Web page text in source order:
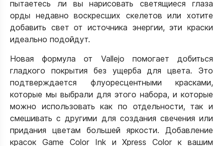
пытаетесь ли вы нарисовать светящиеся глаза
орды недавно воскресших скелетов или хотите
добавить свет от источника энергии, эти краски
идеально подойдут.
Новая формула от Vallejo помогает добиться
гладкого покрытия без ущерба для цвета. Это
подтверждается флуоресцентными красками,
которые мы выбрали для этого набора, и которые
можно использовать как по отдельности, так и
смешивать с другими для создания свечения или
придания цветам большей яркости. Добавление
красок Game Color Ink и Xpress Color к вашим